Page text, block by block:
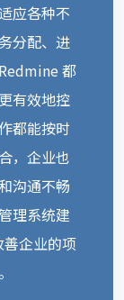
应各种不
分配、进
都
有效地控
都能按时
，企业也
沟通不畅
理系统建
企业的项